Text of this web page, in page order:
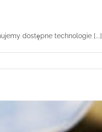
dostępne technologie [...]